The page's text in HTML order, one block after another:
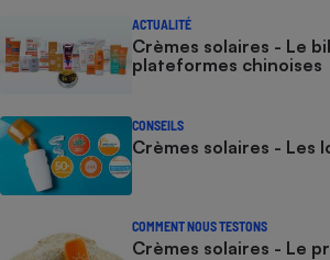
ACTUALITÉ
Crèmes solaires - Le
plateformes chinoises
CONSEILS
Crèmes solaires - Les
COMMENT NOUS TESTONS
Crèmes solaires - Le